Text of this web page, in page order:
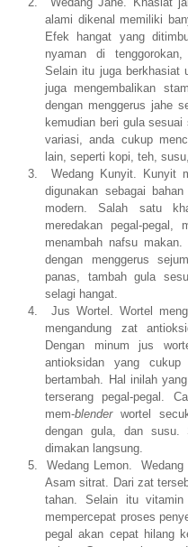
alami dikenal memiliki
Efek hangat yang
nyaman di tenggorokan,
Selain itu juga berkhasiat
juga mengembalikan
dengan menggerus jahe
kemudian beri gula
variasi, anda cukup
lain, seperti kopi, teh,
3.
Wedang Kunyit. Kunyit
digunakan sebagai
modern. Salah satu
meredakan pegal-pegal,
menambah nafsu
dengan menggerus
panas, tambah gula
selagi hangat.
4.
Jus Wortel. Wortel
mengandung zat
Dengan minum jus
antioksidan yang
bertambah. Hal inilah
terserang pegal-pegal.
mem-blenderwortel
dengan gula, dan
dimakan langsung.
5.
Wedang Lemon. Wedang
Asam sitrat. Dari zat
tahan. Selain itu
mempercepat proses
pegal akan cepat hilang